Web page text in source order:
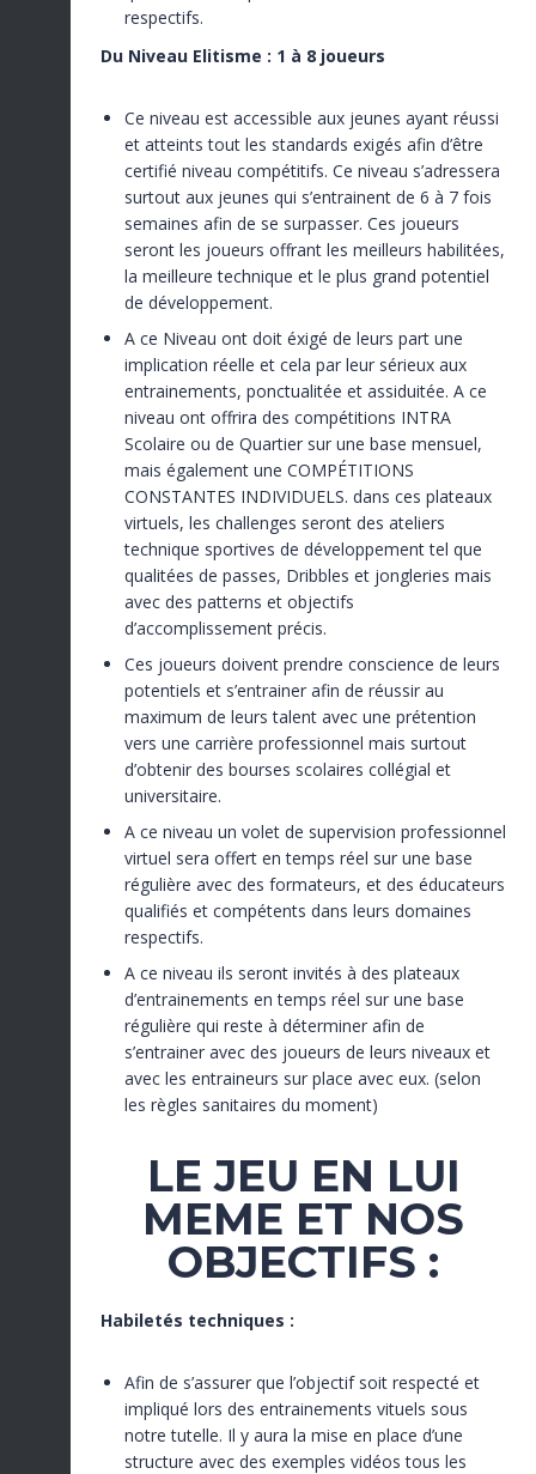
respectifs.
Du Niveau Elitisme : 1 à 8 joueurs
Ce niveau est accessible aux jeunes ayant réussi
et atteints tout les standards exigés afin d’être
certifié niveau compétitifs. Ce niveau s’adressera
surtout aux jeunes qui s’entrainent de 6 à 7 fois
semaines afin de se surpasser. Ces joueurs
seront les joueurs offrant les meilleurs habilitées,
la meilleure technique et le plus grand potentiel
de développement.
A ce Niveau ont doit éxigé de leurs part une
implication réelle et cela par leur sérieux aux
entrainements, ponctualitée et assiduitée. A ce
niveau ont offrira des compétitions INTRA
Scolaire ou de Quartier sur une base mensuel,
mais également une COMPÉTITIONS
CONSTANTES INDIVIDUELS. dans ces plateaux
virtuels, les challenges seront des ateliers
technique sportives de développement tel que
qualitées de passes, Dribbles et jongleries mais
avec des patterns et objectifs
d’accomplissement précis.
Ces joueurs doivent prendre conscience de leurs
potentiels et s’entrainer afin de réussir au
maximum de leurs talent avec une prétention
vers une carrière professionnel mais surtout
d’obtenir des bourses scolaires collégial et
universitaire.
A ce niveau un volet de supervision professionnel
virtuel sera offert en temps réel sur une base
régulière avec des formateurs, et des éducateurs
qualifiés et compétents dans leurs domaines
respectifs.
A ce niveau ils seront invités à des plateaux
d’entrainements en temps réel sur une base
régulière qui reste à déterminer afin de
s’entrainer avec des joueurs de leurs niveaux et
avec les entraineurs sur place avec eux. (selon
les règles sanitaires du moment)
LE JEU EN LUI
MEME ET NOS
OBJECTIFS :
Habiletés techniques :
Afin de s’assurer que l’objectif soit respecté et
impliqué lors des entrainements vituels sous
notre tutelle. Il y aura la mise en place d’une
structure avec des exemples vidéos tous les